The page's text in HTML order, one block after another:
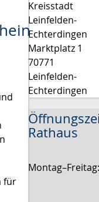
für
Kreisstadt
Leinfelden-
Echterdingen
Marktplatz 1
70771
Leinfelden-
Echterdingen
Rathaus